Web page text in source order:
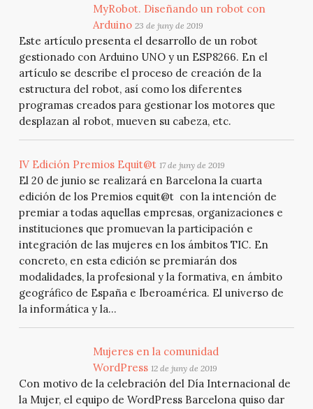
MyRobot. Diseñando un robot con
Arduino 23 de juny de 2019
Este artículo presenta el desarrollo de un robot
gestionado con Arduino UNO y un ESP8266. En el
artículo se describe el proceso de creación de la
estructura del robot, así como los diferentes
programas creados para gestionar los motores que
desplazan al robot, mueven su cabeza, etc.
IV Edición Premios Equit@t 17 de juny de 2019
El 20 de junio se realizará en Barcelona la cuarta
edición de los Premios equit@t con la intención de
premiar a todas aquellas empresas, organizaciones e
instituciones que promuevan la participación e
integración de las mujeres en los ámbitos TIC. En
concreto, en esta edición se premiarán dos
modalidades, la profesional y la formativa, en ámbito
geográfico de España e Iberoamérica. El universo de
la informática y la...
Mujeres en la comunidad
WordPress 12 de juny de 2019
Con motivo de la celebración del Día Internacional de
la Mujer, el equipo de WordPress Barcelona quiso dar